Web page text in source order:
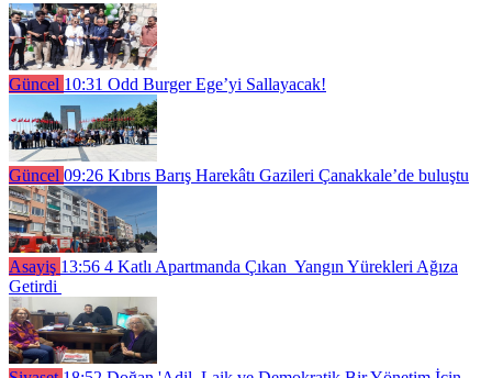
Güncel 10:31 Odd Burger Ege’yi Sallayacak!
Güncel 09:26 Kıbrıs Barış Harekâtı Gazileri Çanakkale’de buluştu
Asayiş 13:56 4 Katlı Apartmanda Çıkan Yangın Yürekleri Ağıza
Getirdi